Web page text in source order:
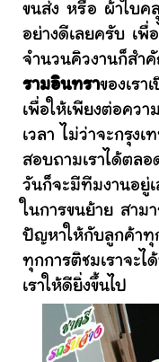
ขนส่ง หรือ ผ้าใบค
อย่างดีเลยครับ เพื่
จำนวนคิวงานก็สำ
รามอินทราของเรา
เพื่อให้เพียงต่อคว
เวลา ไม่ว่าจะกรุง
สอบถามเราได้ตล
วันก็จะมีทีมงานอยู่
ในการขนย้าย สาม
ปัญหาให้กับลูกค้าทุ
ทุกการติชมเราจะไ
เราให้ดียิ่งขึ้นไป